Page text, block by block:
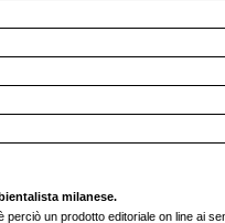
milanese.
un prodotto editoriale on line ai